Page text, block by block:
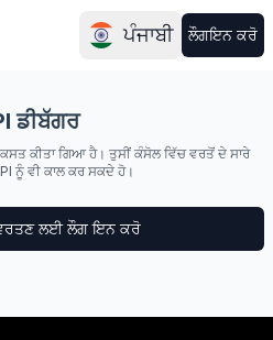
ਪੰਜਾਬੀ ਲੌਗਇਨ ਕਰੋ
ਡੀਬੱਗਰ
ਕੀਤਾ ਗਿਆ ਹੈ। ਤੁਸੀਂ ਕੰਸੋਲ ਵਿੱਚ ਵਰਤੋਂ ਦੇ ਸਾਰੇ
ਨੂੰ ਵੀ ਕਾਲ ਕਰ ਸਕਦੇ ਹੋ।
ਲਈ ਲੌਗ ਇਨ ਕਰੋ